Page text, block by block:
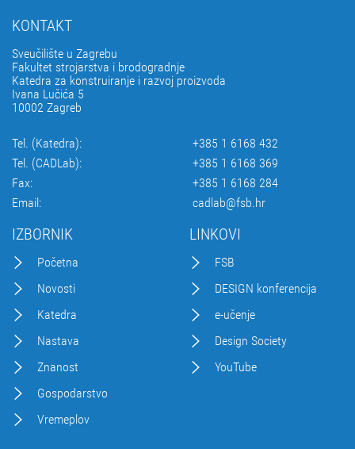
KONTAKT
Sveučilište u Zagrebu
Fakultet strojarstva i brodogradnje
Katedra za konstruiranje i razvoj proizvoda
Ivana Lučića 5
10002 Zagreb
Tel. (Katedra):
+385 1 6168 432
Tel. (CADLab):
+385 1 6168 369
Fax:
+385 1 6168 284
Email:
cadlab@fsb.hr
IZBORNIK
Početna
Novosti
Katedra
Nastava
Znanost
Gospodarstvo
Vremeplov
LINKOVI
FSB
DESIGN konferencija
e-učenje
Design Society
YouTube